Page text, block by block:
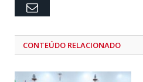
Email
CONTEÚDO RELACIONADO